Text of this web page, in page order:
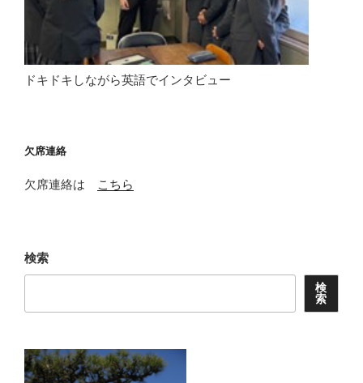
ドキドキしながら英語でインタビュー
欠席連絡
欠席連絡は こちら
検索
検
索